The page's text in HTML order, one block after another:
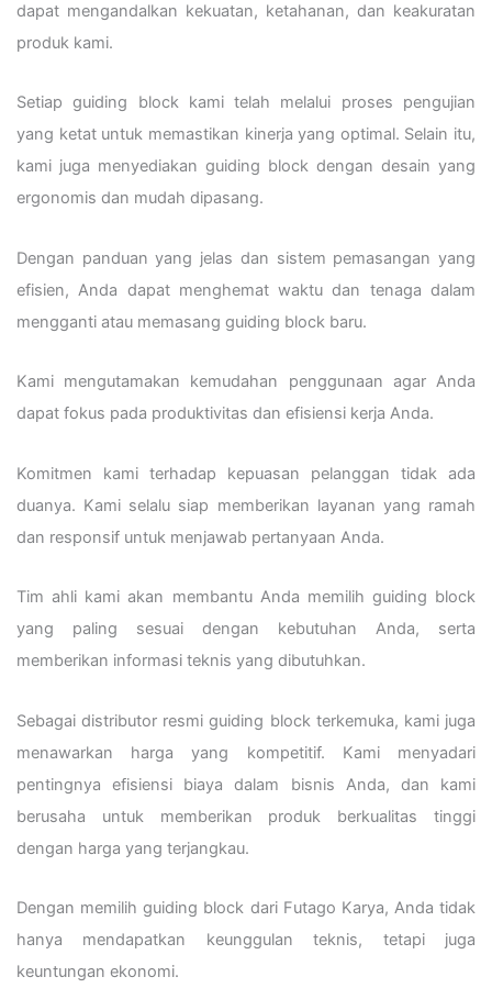
dapat mengandalkan kekuatan, ketahanan, dan keakuratan
produk kami.
Setiap guiding block kami telah melalui proses pengujian
yang ketat untuk memastikan kinerja yang optimal. Selain itu,
kami juga menyediakan guiding block dengan desain yang
ergonomis dan mudah dipasang.
Dengan panduan yang jelas dan sistem pemasangan yang
efisien, Anda dapat menghemat waktu dan tenaga dalam
mengganti atau memasang guiding block baru.
Kami mengutamakan kemudahan penggunaan agar Anda
dapat fokus pada produktivitas dan efisiensi kerja Anda.
Komitmen kami terhadap kepuasan pelanggan tidak ada
duanya. Kami selalu siap memberikan layanan yang ramah
dan responsif untuk menjawab pertanyaan Anda.
Tim ahli kami akan membantu Anda memilih guiding block
yang paling sesuai dengan kebutuhan Anda, serta
memberikan informasi teknis yang dibutuhkan.
Sebagai distributor resmi guiding block terkemuka, kami juga
menawarkan harga yang kompetitif. Kami menyadari
pentingnya efisiensi biaya dalam bisnis Anda, dan kami
berusaha untuk memberikan produk berkualitas tinggi
dengan harga yang terjangkau.
Dengan memilih guiding block dari Futago Karya, Anda tidak
hanya mendapatkan keunggulan teknis, tetapi juga
keuntungan ekonomi.